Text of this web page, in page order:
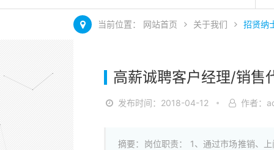
当前位置： 网站首页 关于我们 招贤纳
高薪诚聘客户经理/销售
发布时间：2018-04-12 作者：
摘要：岗位职责： 1、通过市场推销、